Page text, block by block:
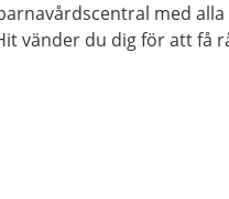
med
vänder du dig för att få